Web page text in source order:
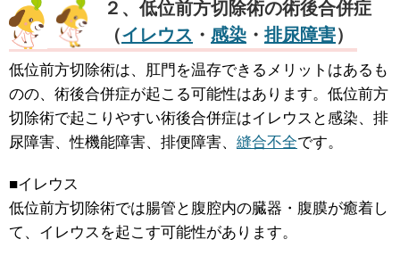
２、低位前方切除術の術後合併症
（イレウス ・ 感染 ・ 排尿障害）
低位前方切除術は、肛門を温存できるメリットはあるも
のの、術後合併症が起こる可能性はあります。低位前方
切除術で起こりやすい術後合併症はイレウスと感染、排
尿障害、性機能障害、排便障害、 縫合不全です。
■イレウス
低位前方切除術では腸管と腹腔内の臓器・腹膜が癒着し
て、イレウスを起こす可能性があります。